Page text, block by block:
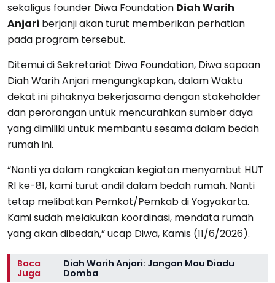
sekaligus founder Diwa Foundation Diah Warih
Anjari berjanji akan turut memberikan perhatian
pada program tersebut.
Ditemui di Sekretariat Diwa Foundation, Diwa sapaan
Diah Warih Anjari mengungkapkan, dalam Waktu
dekat ini pihaknya bekerjasama dengan stakeholder
dan perorangan untuk mencurahkan sumber daya
yang dimiliki untuk membantu sesama dalam bedah
rumah ini.
“Nanti ya dalam rangkaian kegiatan menyambut HUT
RI ke-81, kami turut andil dalam bedah rumah. Nanti
tetap melibatkan Pemkot/Pemkab di Yogyakarta.
Kami sudah melakukan koordinasi, mendata rumah
yang akan dibedah,” ucap Diwa, Kamis (11/6/2026).
Baca
Juga
Diah Warih Anjari: Jangan Mau Diadu
Domba